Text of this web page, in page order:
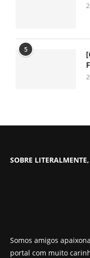
5
SOBRE
Somos amigos
portal com muito